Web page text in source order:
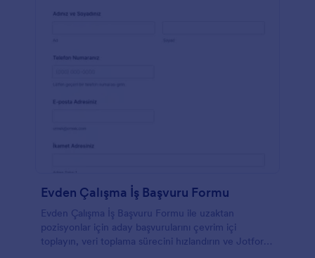
Evden Çalışma İş Başvuru Formu
Evden Çalışma İş Başvuru Formu ile uzaktan
pozisyonlar için aday başvurularını çevrim içi
toplayın, veri toplama sürecini hızlandırın ve Jotform